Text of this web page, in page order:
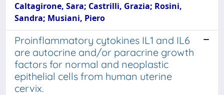
Caltagirone, Sara; Castrilli, Grazia; Rosini,
Sandra; Musiani, Piero
Proinflammatory cytokines IL1 and IL6
are autocrine and/or paracrine growth
factors for normal and neoplastic
epithelial cells from human uterine
cervix.